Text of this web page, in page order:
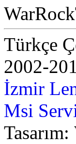
Türkçe
2002-
İzmir
Msi
Tasarım: